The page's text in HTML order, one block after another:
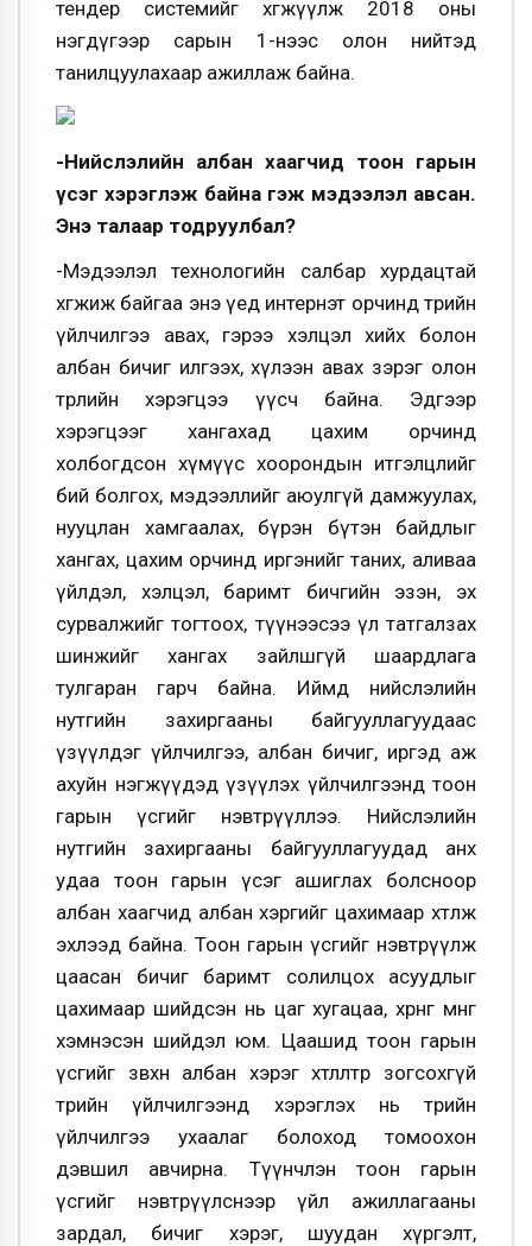
тендер системийг хөгжүүлж 2018 оны
нэгдүгээр сарын 1-нээс олон нийтэд
танилцуулахаар ажиллаж байна.
-Нийслэлийн албан хаагчид тоон гарын
үсэг хэрэглэж байна гэж мэдээлэл авсан.
Энэ талаар тодруулбал?
-Мэдээлэл технологийн салбар хурдацтай
хөгжиж байгаа энэ үед интернэт орчинд төрийн
үйлчилгээ авах, гэрээ хэлцэл хийх болон
албан бичиг илгээх, хүлээн авах зэрэг олон
төрлийн хэрэгцээ үүсч байна. Эдгээр
хэрэгцээг хангахад цахим орчинд
холбогдсон хүмүүс хоорондын итгэлцлийг
бий болгох, мэдээллийг аюулгүй дамжуулах,
нууцлан хамгаалах, бүрэн бүтэн байдлыг
хангах, цахим орчинд иргэнийг таних, аливаа
үйлдэл, хэлцэл, баримт бичгийн эзэн, эх
сурвалжийг тогтоох, түүнээсээ үл татгалзах
шинжийг хангах зайлшгүй шаардлага
тулгаран гарч байна. Иймд нийслэлийн
нутгийн захиргааны байгууллагуудаас
үзүүлдэг үйлчилгээ, албан бичиг, иргэд аж
ахуйн нэгжүүдэд үзүүлэх үйлчилгээнд тоон
гарын үсгийг нэвтрүүллээ. Нийслэлийн
нутгийн захиргааны байгууллагуудад анх
удаа тоон гарын үсэг ашиглах болсноор
албан хаагчид албан хэргийг цахимаар хөтөлж
эхлээд байна. Тоон гарын үсгийг нэвтрүүлж
цаасан бичиг баримт солилцох асуудлыг
цахимаар шийдсэн нь цаг хугацаа, хөрөнгө мөнгө
хэмнэсэн шийдэл юм. Цаашид тоон гарын
үсгийг зөвхөн албан хэрэг хөтлөлтөөр зогсохгүй
төрийн үйлчилгээнд хэрэглэх нь төрийн
үйлчилгээ ухаалаг болоход томоохон
дэвшил авчирна. Түүнчлэн тоон гарын
үсгийг нэвтрүүлснээр үйл ажиллагааны
зардал, бичиг хэрэг, шуудан хүргэлт,